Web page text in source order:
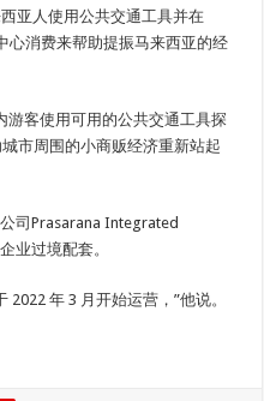
亚人使用公共交通工具并在
心消费来帮助提振马来西亚的经
游客使用可用的公共交通工具探
市周围的小商贩经济重新站起
司Prasarana Integrated
业过境配套。
年 3 月开始运营，”他说。